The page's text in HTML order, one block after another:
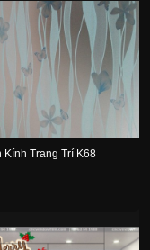
Giấy Dán Kính Trang Trí K68